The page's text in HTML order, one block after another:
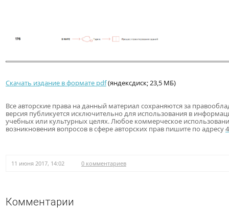
Скачать издание в формате pdf(яндексдиск; 23,5 МБ)
Все авторские права на данный материал сохраняются за
версия публикуется исключительно для использования в
учебных или культурных целях. Любое коммерческое
возникновения вопросов в сфере авторских прав пишите по адресу
11 июня 2017, 14:02 0 комментариев
Комментарии